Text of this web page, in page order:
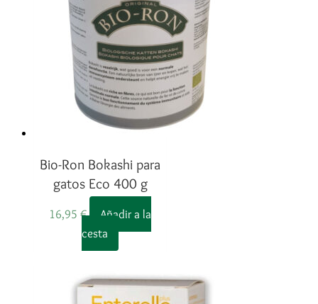
Bio-Ron Bokashi para
gatos Eco 400 g
16,95 €
Añadir a la
cesta